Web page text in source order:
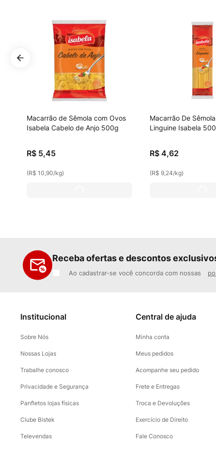
Macarrão de Sêmola com Ovos
Isabela Cabelo de Anjo 500g
R$ 5,45
(R$ 10,90/kg)
Macarrão De
Linguine Isabela
R$ 4,62
(R$ 9,24/kg)
Receba ofertas e descontos
Ao cadastrar-se você concorda com nossas
Institucional
Sobre Nós
Nossas Lojas
Trabalhe conosco
Privacidade e Segurança
Panfletos lojas físicas
Clube Bistek
Televendas
Central de ajuda
Minha conta
Meus pedidos
Acompanhe seu pedido
Frete e Entregas
Troca e Devoluções
Exercício de Direito
Fale Conosco